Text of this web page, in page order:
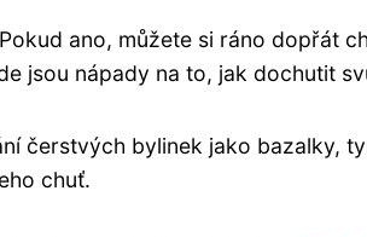
ano, můžete si ráno dopřát
jsou nápady na to, jak dochutit
čerstvých bylinek jako bazalky,
chuť.